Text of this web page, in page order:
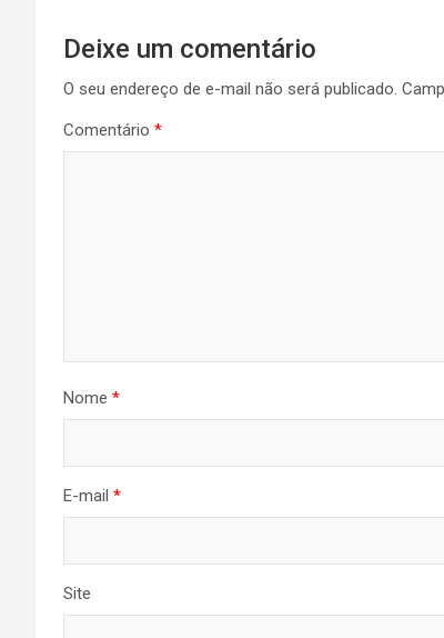
de
Post
Deixe um comentário
O seu endereço de e-mail não será publicado.
Comentário *
Nome *
E-mail *
Site